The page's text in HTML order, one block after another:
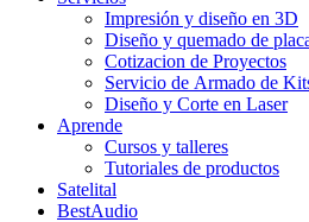
Impresión y diseño en 3D
Diseño y quemado de
Cotizacion de Proyectos
Servicio de Armado de
Diseño y Corte en Laser
Aprende
Cursos y talleres
Tutoriales de productos
Satelital
BestAudio